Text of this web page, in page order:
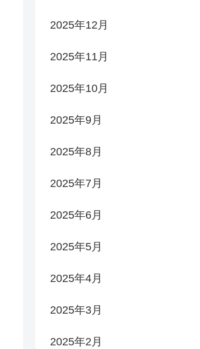
2025年12月
2025年11月
2025年10月
2025年9月
2025年8月
2025年7月
2025年6月
2025年5月
2025年4月
2025年3月
2025年2月